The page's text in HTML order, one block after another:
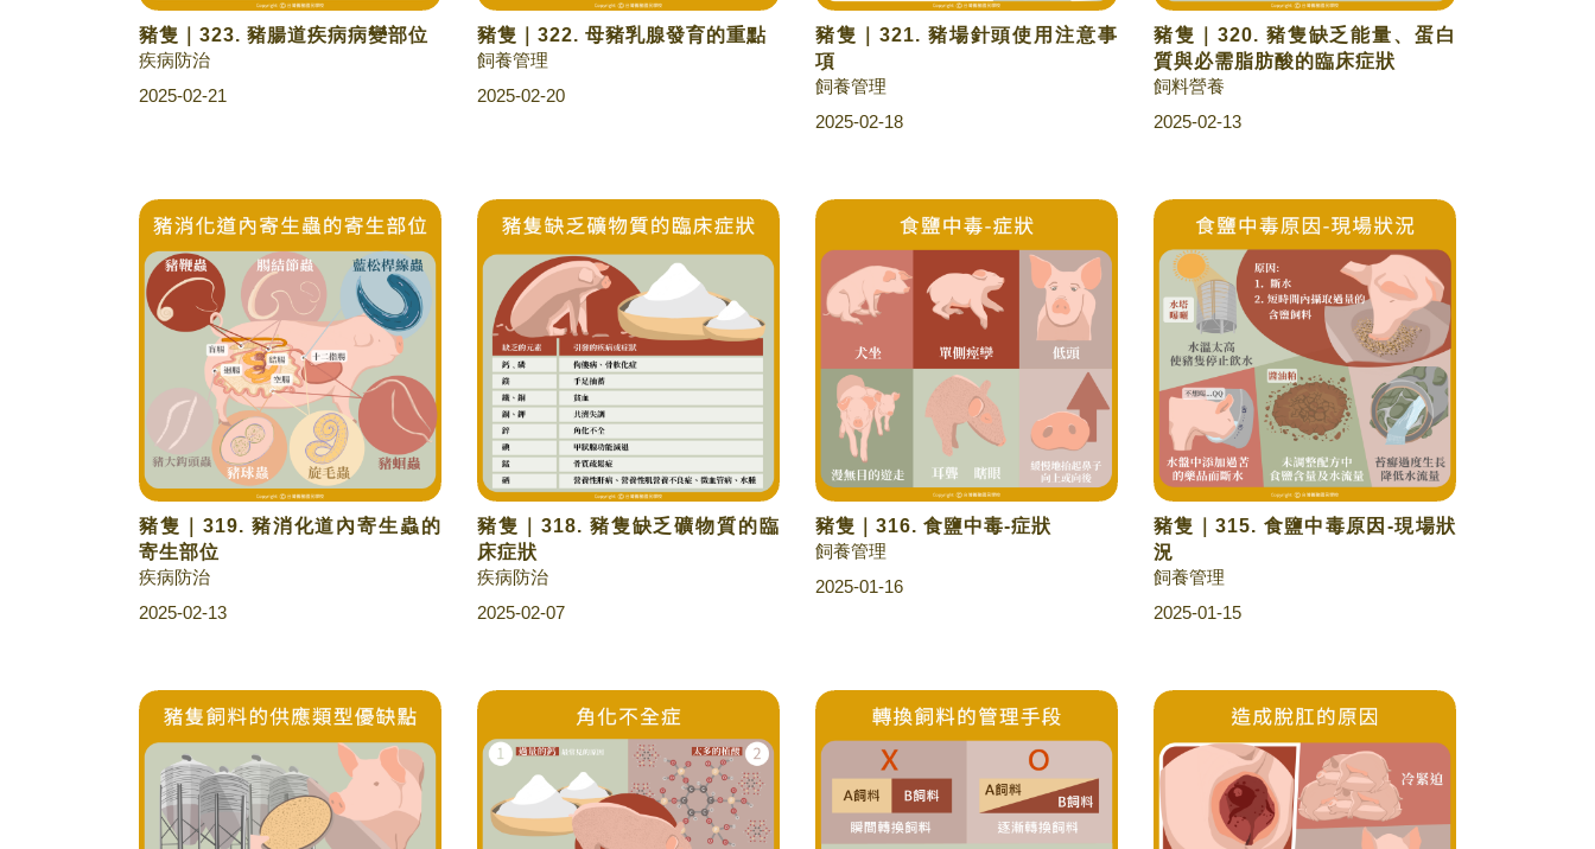
豬隻｜323. 豬腸道疾病病變部位
疾病防治
2025-02-21
豬隻｜322. 母豬乳腺發育的重點
飼養管理
2025-02-20
豬隻｜321. 豬場針頭使用注意事
項
飼養管理
2025-02-18
豬隻｜320. 豬隻缺乏能量、蛋白
質與必需脂肪酸的臨床症狀
飼料營養
2025-02-13
豬隻｜319. 豬消化道內寄生蟲的
寄生部位
疾病防治
2025-02-13
豬隻｜318. 豬隻缺乏礦物質的臨
床症狀
疾病防治
2025-02-07
豬隻｜316. 食鹽中毒-症狀
飼養管理
2025-01-16
豬隻｜315. 食鹽中毒原因-現場狀
況
飼養管理
2025-01-15